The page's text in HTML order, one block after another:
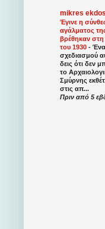
mikres
Έγινε η
αγάλματος
βρέθηκαν στη
του 1930 -
σχεδιασμού
δεις ότι δεν
το
Σμύρνης
στις απ...
Πριν από 5